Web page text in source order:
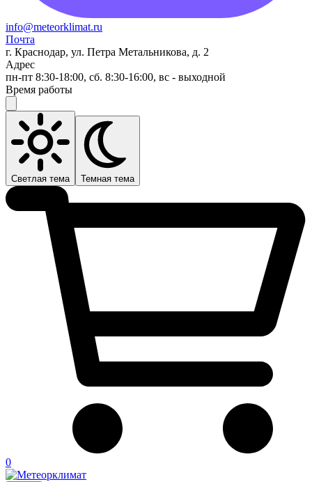
info@meteorklimat.ru
Почта
г. Краснодар, ул. Петра Метальникова, д. 2
Адрес
пн-пт 8:30-18:00, сб. 8:30-16:00, вс - выходной
Время работы
Светлая тема Темная тема
0